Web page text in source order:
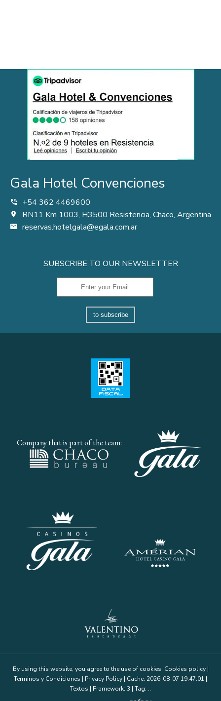
Gala Hotel Convenciones
+54 362 4469600
RN11 Km 1003, H3500 Resistencia, Chaco, Argentina
reservas.hotelgala@egala.com.ar
SUBSCRIBE TO OUR NEWSLETTER
to subscribe
Company that is part of the team:
By using this website, you agree to the use of cookies. Cookies policy|
Terminos y Condiciones | Privacy Policy | Cache: 2026-08-07 19:47:01 |
Textos | Framework: 3 | Tag: ..